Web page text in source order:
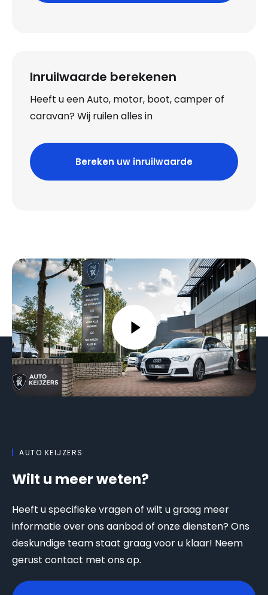
Inruilwaarde berekenen
Heeft u een Auto, motor, boot, camper of
caravan? Wij ruilen alles in
Bereken uw inruilwaarde
AUTO KEIJZERS
Wilt u meer weten?
Heeft u specifieke vragen of wilt u graag meer
informatie over ons aanbod of onze diensten? Ons
deskundige team staat graag voor u klaar! Neem
gerust contact met ons op.